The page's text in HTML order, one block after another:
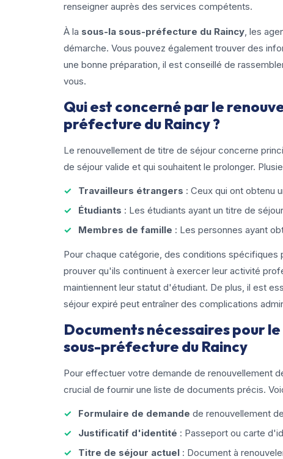
renseigner auprès des services compétents.
À la sous-la sous-préfecture du Raincy, les
démarche. Vous pouvez également trouver des
une bonne préparation, il est conseillé de
vous.
Qui est concerné par le
préfecture du Raincy ?
Le renouvellement de titre de séjour concerne
de séjour valide et qui souhaitent le prolonger.
Travailleurs étrangers : Ceux qui ont obtenu
Étudiants : Les étudiants ayant un titre de
Membres de famille : Les personnes ayant
Pour chaque catégorie, des conditions
prouver qu'ils continuent à exercer leur activité
maintiennent leur statut d'étudiant. De plus, il est
séjour expiré peut entraîner des complications
Documents nécessaires pour
sous-préfecture du Raincy
Pour effectuer votre demande de renouvellement
crucial de fournir une liste de documents précis.
Formulaire de demande de renouvellement
Justificatif d'identité : Passeport ou carte
Titre de séjour actuel : Document à